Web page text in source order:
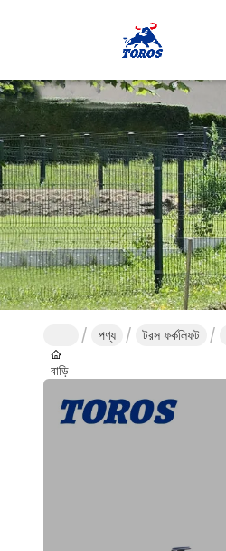
বাড়ি
পণ্য টরস ফর্কলিফট